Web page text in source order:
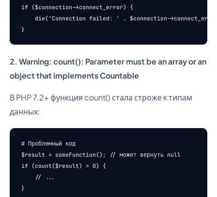
if ($connection->connect_error) {
die('Connection failed: ' . $connection-
2. Warning: count(): Parameter must be an array or an
object that implements Countable
В PHP 7.2+ функция count() стала строже к типам
данных:
# Проблемный код
$result = someFunction(); // может вернуть null
if (count($result) > 0) {
    // ...
}